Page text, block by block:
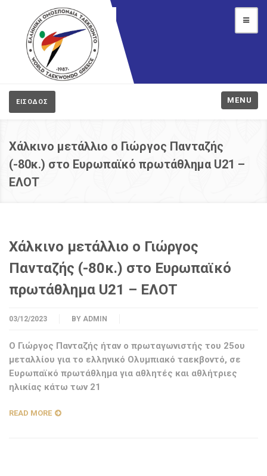
ΕΙΣΟΔΟΣ MENU
Χάλκινο μετάλλιο ο Γιώργος Πανταζής
(-80κ.) στο Ευρωπαϊκό πρωτάθλημα U21 –
ΕΛΟΤ
Χάλκινο μετάλλιο ο Γιώργος
Πανταζής (-80κ.) στο Ευρωπαϊκό
πρωτάθλημα U21 – ΕΛΟΤ
03/12/2023 BY ADMIN
Ο Γιώργος Πανταζής ήταν ο πρωταγωνιστής του 25ου
μεταλλίου για το ελληνικό Ολυμπιακό ταεκβοντό, σε
Ευρωπαϊκό πρωτάθλημα για αθλητές και αθλήτριες
ηλικίας κάτω των 21
READ MORE